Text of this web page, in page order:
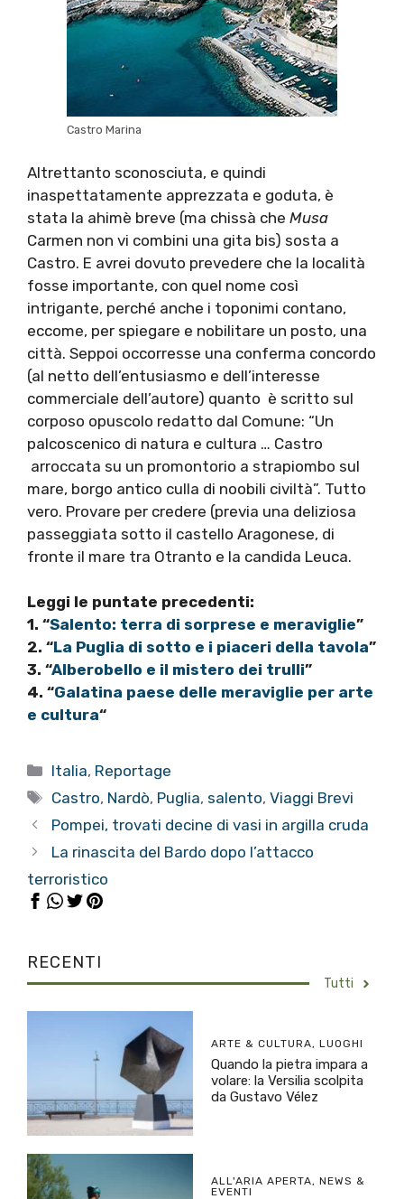
Castro Marina
Altrettanto sconosciuta, e quindi
inaspettatamente apprezzata e goduta, è
stata la ahimè breve (ma chissà che Musa
Carmen non vi combini una gita bis) sosta a
Castro. E avrei dovuto prevedere che la località
fosse importante, con quel nome così
intrigante, perché anche i toponimi contano,
eccome, per spiegare e nobilitare un posto, una
città. Seppoi occorresse una conferma concordo
(al netto dell’entusiasmo e dell’interesse
commerciale dell’autore) quanto è scritto sul
corposo opuscolo redatto dal Comune: “Un
palcoscenico di natura e cultura … Castro
arroccata su un promontorio a strapiombo sul
mare, borgo antico culla di noobili civiltà”. Tutto
vero. Provare per credere (previa una deliziosa
passeggiata sotto il castello Aragonese, di
fronte il mare tra Otranto e la candida Leuca.
Leggi le puntate precedenti:
1. “Salento: terra di sorprese e meraviglie”
2. “La Puglia di sotto e i piaceri della tavola”
3. “Alberobello e il mistero dei trulli”
4. “Galatina paese delle meraviglie per arte
e cultura“
Categorie
Italia, Reportage
Tag
Castro, Nardò, Puglia, salento,Viaggi Brevi
Pompei, trovati decine di vasi in argilla cruda
La rinascita del Bardo dopo l’attacco
terroristico
RECENTI
Tutti
ARTE & CULTURA, LUOGHI
Quando la pietra impara a
volare: la Versilia scolpita
da Gustavo Vélez
ALL'ARIA APERTA, NEWS &
EVENTI